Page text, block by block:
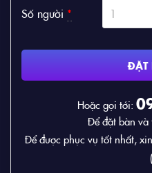
Số người *
ĐẶT
Hoặc gọi tới:
Để đặt bàn và
Để được phục vụ tốt nhất,